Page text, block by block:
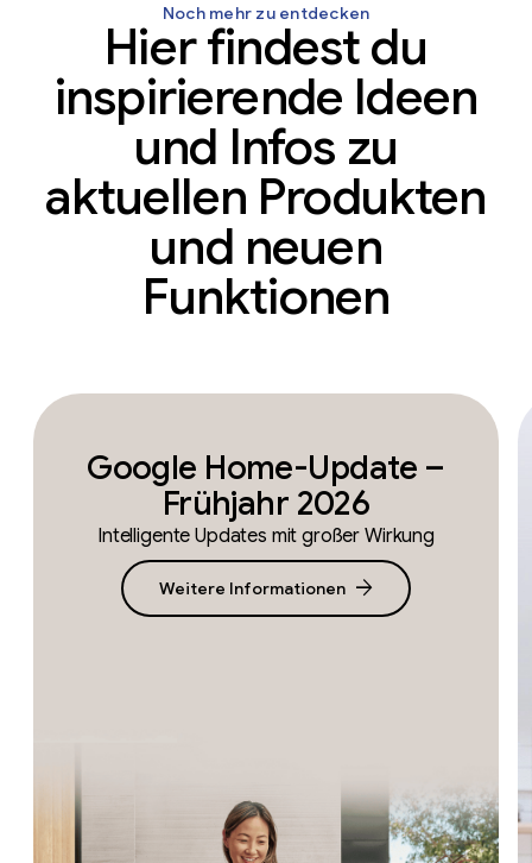
Noch mehr zu entdecken
Hier findest du
inspirierende Ideen
und Infos zu
aktuellen Produkten
und neuen
Funktionen
Google Home-Update –
Frühjahr 2026
Intelligente Updates mit großer Wirkung
Weitere Informationen arrow_forward